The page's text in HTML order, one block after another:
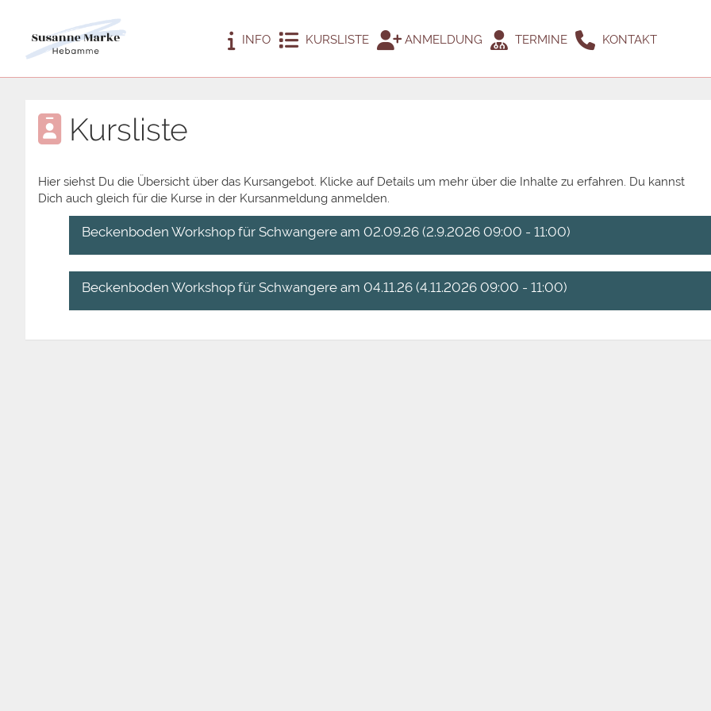
INFO KURSLISTE ANMELDUNG TERMINE KONTAKT
Kursliste
Hier siehst Du die Übersicht über das Kursangebot. Klicke auf Details um mehr über die Inhalte zu erfahren. Du kannst
Dich auch gleich für die Kurse in der Kursanmeldung anmelden.
Beckenboden Workshop für Schwangere am 02.09.26 (2.9.2026 09:00 - 11:00)
Beckenboden Workshop für Schwangere am 04.11.26 (4.11.2026 09:00 - 11:00)